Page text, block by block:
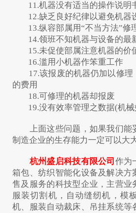
11.机器没有适当的操作说明
12.缺乏良好纪律以避免机器
13.纵容部属用“不当方法”修
14.领班不知机器与设备的最
15.未促使部属注意机器的价
16.滥用小机器作笨重工作
17.该报废的机器仍加以修理
的费用
18.可修理的机器却报废
19.没有效率管理之数据(机械
上面这些问题，如果我们能
制造企业的生存能力一定可以大
杭州盛启科技有限公司 作为
箱包、纺织智能化设备及解决方
售及服务的科技型企业，主营业
服装切割机，自动缝纫机，模
机、服装自动裁床、吊挂系统等